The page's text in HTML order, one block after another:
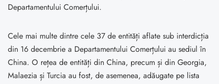
Departamentului Comerțului.
Cele mai multe dintre cele 37 de entități aflate sub interdicția
din 16 decembrie a Departamentului Comerțului au sediul în
China. O rețea de entități din China, precum și din Georgia,
Malaezia și Turcia au fost, de asemenea, adăugate pe lista